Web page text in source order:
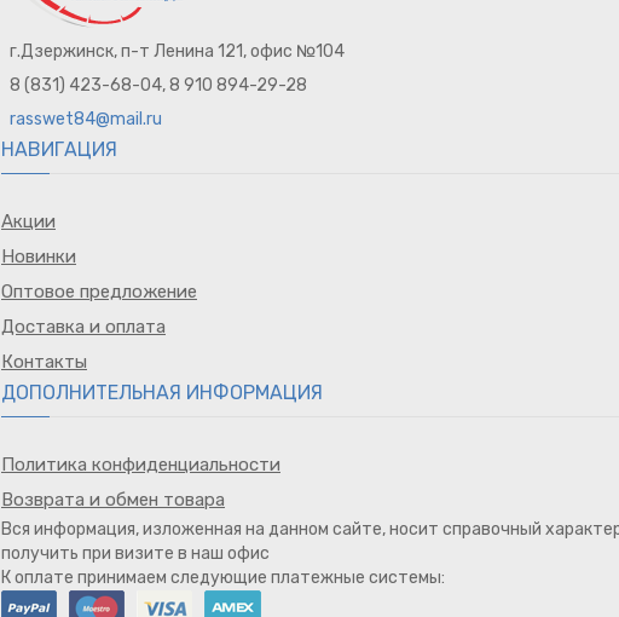
г.Дзержинск, п-т Ленина 121, офис №104
8 (831) 423-68-04, 8 910 894-29-28
rasswet84@mail.ru
НАВИГАЦИЯ
Акции
Новинки
Оптовое предложение
Доставка и оплата
Контакты
ДОПОЛНИТЕЛЬНАЯ ИНФОРМАЦИЯ
Политика конфиденциальности
Возврата и обмен товара
Вся информация, изложенная на данном сайте, носит справочный
получить при визите в наш офис
К оплате принимаем следующие платежные системы: